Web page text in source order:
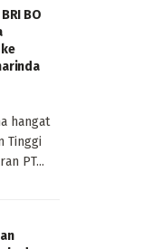
BO
hangat
Tinggi
PT...